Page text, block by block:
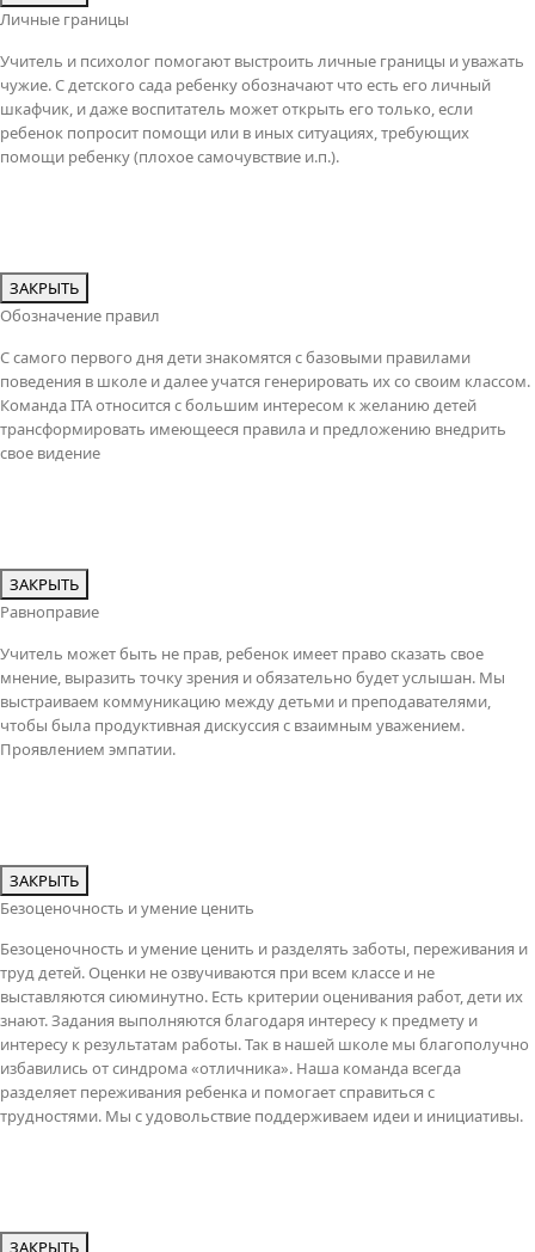
Личные границы
Учитель и психолог помогают выстроить личные границы и уважать
чужие. С детского сада ребенку обозначают что есть его личный
шкафчик, и даже воспитатель может открыть его только, если
ребенок попросит помощи или в иных ситуациях, требующих
помощи ребенку (плохое самочувствие и.п.).
ЗАКРЫТЬ
Обозначение правил
С самого первого дня дети знакомятся с базовыми правилами
поведения в школе и далее учатся генерировать их со своим классом.
Команда ITA относится с большим интересом к желанию детей
трансформировать имеющееся правила и предложению внедрить
свое видение
ЗАКРЫТЬ
Равноправие
Учитель может быть не прав, ребенок имеет право сказать свое
мнение, выразить точку зрения и обязательно будет услышан. Мы
выстраиваем коммуникацию между детьми и преподавателями,
чтобы была продуктивная дискуссия с взаимным уважением.
Проявлением эмпатии.
ЗАКРЫТЬ
Безоценочность и умение ценить
Безоценочность и умение ценить и разделять заботы, переживания и
труд детей. Оценки не озвучиваются при всем классе и не
выставляются сиюминутно. Есть критерии оценивания работ, дети их
знают. Задания выполняются благодаря интересу к предмету и
интересу к результатам работы. Так в нашей школе мы благополучно
избавились от синдрома «отличника». Наша команда всегда
разделяет переживания ребенка и помогает справиться с
трудностями. Мы с удовольствие поддерживаем идеи и инициативы.
ЗАКРЫТЬ